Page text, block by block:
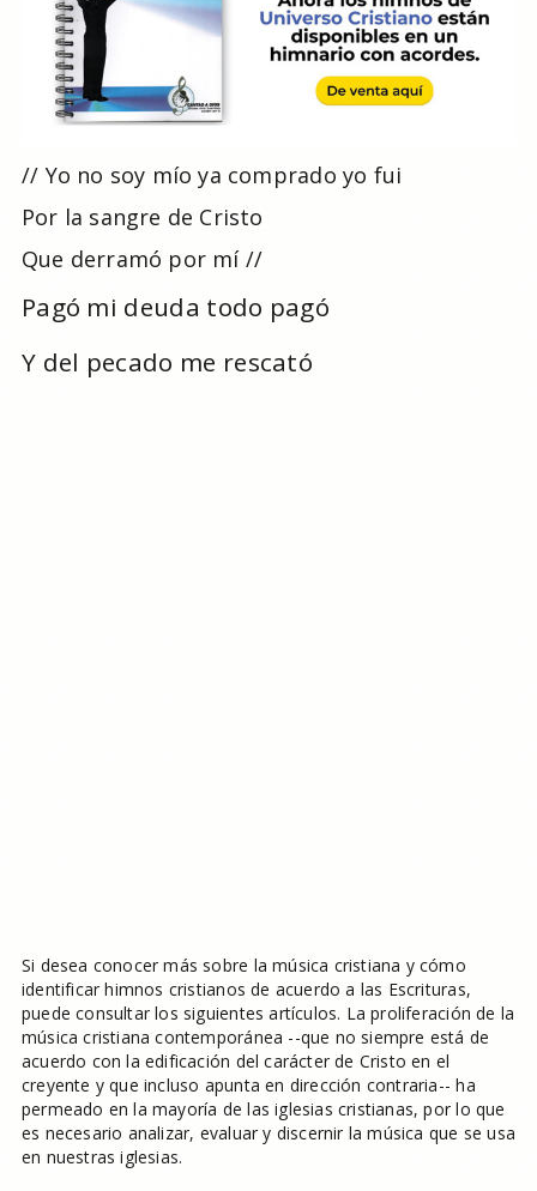
// Yo no soy mío ya comprado yo fui
Por la sangre de Cristo
Que derramó por mí //
Pagó mi deuda todo pagó
Y del pecado me rescató
Si desea conocer más sobre la música cristiana y cómo
identificar himnos cristianos de acuerdo a las Escrituras,
puede consultar los siguientes artículos. La proliferación de la
música cristiana contemporánea --que no siempre está de
acuerdo con la edificación del carácter de Cristo en el
creyente y que incluso apunta en dirección contraria-- ha
permeado en la mayoría de las iglesias cristianas, por lo que
es necesario analizar, evaluar y discernir la música que se usa
en nuestras iglesias.